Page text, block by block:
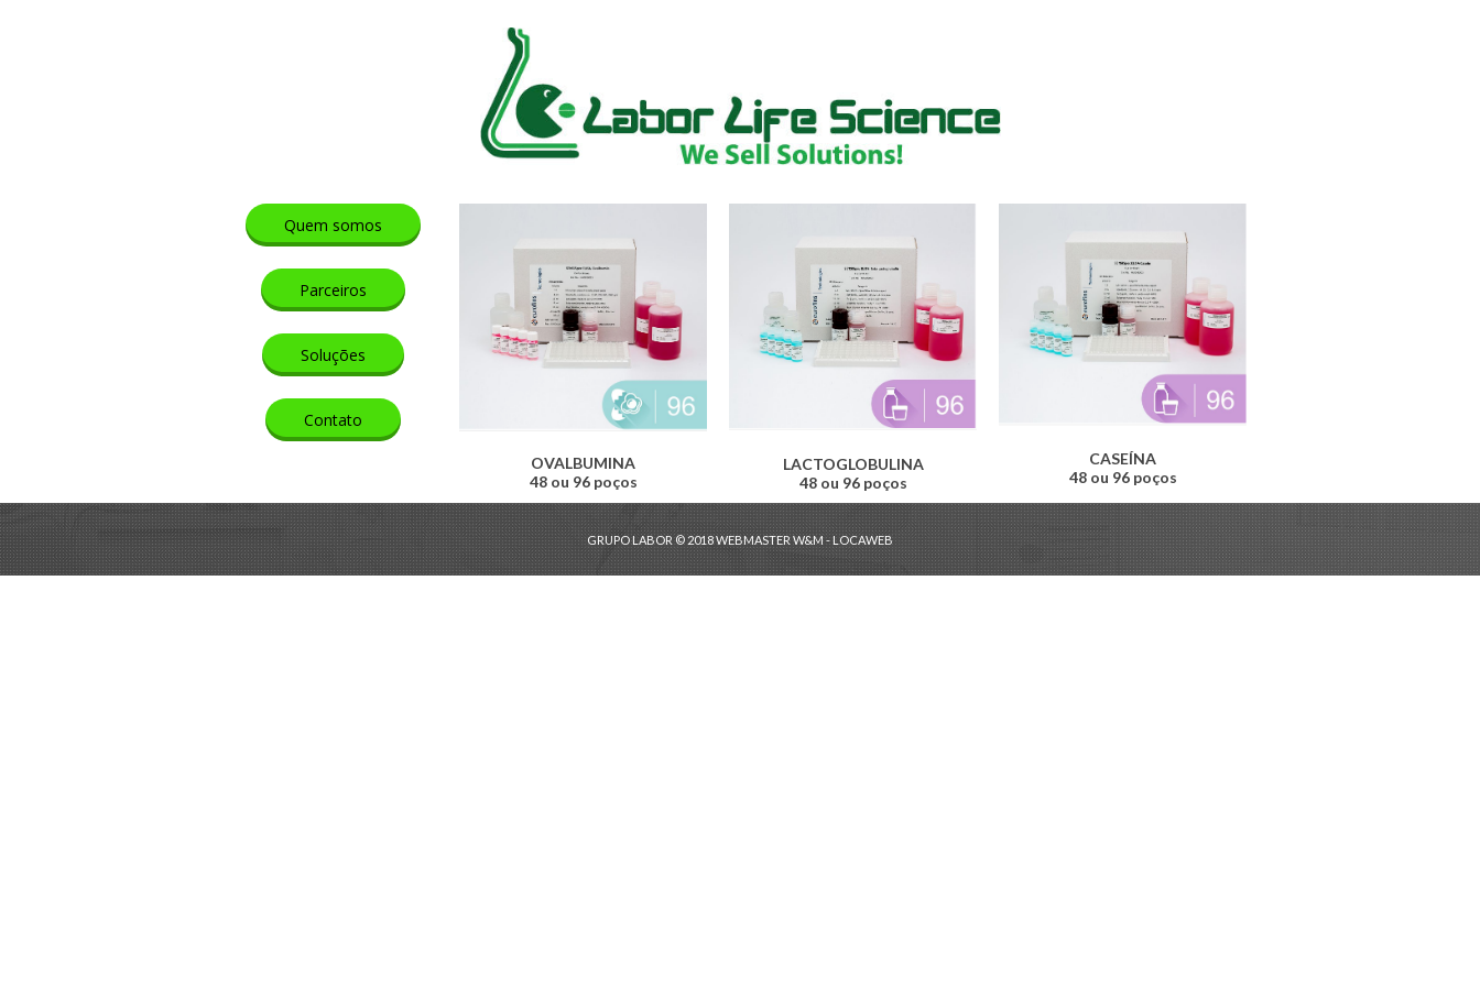
Quem somos
Parceiros
Soluções
Contato
OVALBUMINA
48 ou 96 poços
LACTOGLOBULINA
48 ou 96 poços
CASEÍNA
48 ou 96 poços
GRUPO LABOR © 2018 WEBMASTER W&M - LOCAWEB